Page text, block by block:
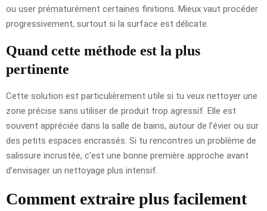
ou user prématurément certaines finitions. Mieux vaut procéder
progressivement, surtout si la surface est délicate.
Quand cette méthode est la plus
pertinente
Cette solution est particulièrement utile si tu veux nettoyer une
zone précise sans utiliser de produit trop agressif. Elle est
souvent appréciée dans la salle de bains, autour de l’évier ou sur
des petits espaces encrassés. Si tu rencontres un problème de
salissure incrustée, c’est une bonne première approche avant
d’envisager un nettoyage plus intensif.
Comment extraire plus facilement